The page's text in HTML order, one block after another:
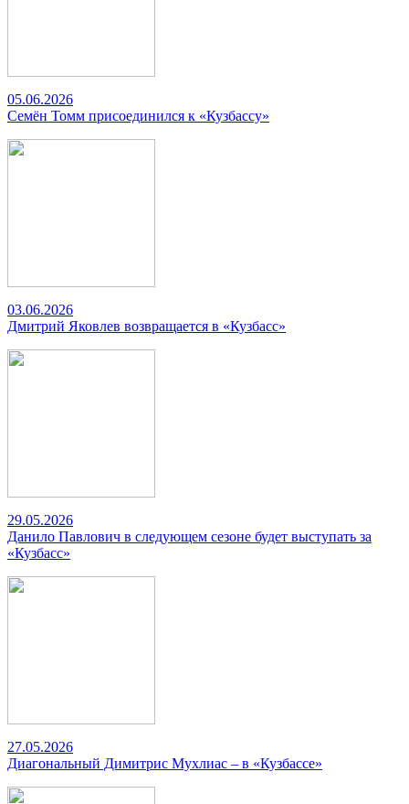
05.06.2026
Семён Томм присоединился к «Кузбассу»
03.06.2026
Дмитрий Яковлев возвращается в «Кузбасс»
29.05.2026
Данило Павлович в следующем сезоне будет выступать за
«Кузбасс»
27.05.2026
Диагональный Димитрис Мухлиас – в «Кузбассе»